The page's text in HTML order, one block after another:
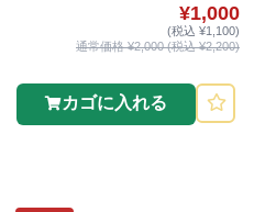
¥1,000
(税込 ¥1,100)
通常価格 ¥2,000 (税込 ¥2,200)
カゴに入れる